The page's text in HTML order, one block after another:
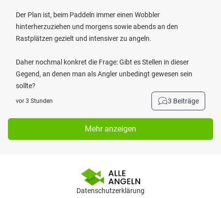
Der Plan ist, beim Paddeln immer einen Wobbler
hinterherzuziehen und morgens sowie abends an den
Rastplätzen gezielt und intensiver zu angeln.
Daher nochmal konkret die Frage: Gibt es Stellen in dieser
Gegend, an denen man als Angler unbedingt gewesen sein
sollte?
vor 3 Stunden 3 Beiträge
Mehr anzeigen
Datenschutzerklärung